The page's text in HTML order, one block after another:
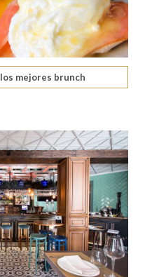
los mejores brunch